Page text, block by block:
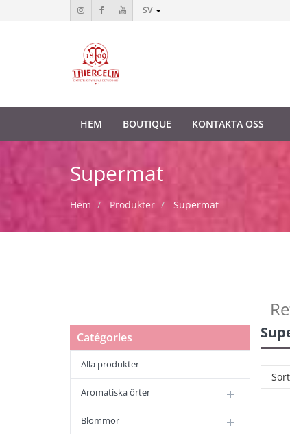
SV
HEM BOUTIQUE KONTAKTA OSS
Supermat
Hem Produkter Supermat
Catégories
Alla produkter
Aromatiska örter
Blommor